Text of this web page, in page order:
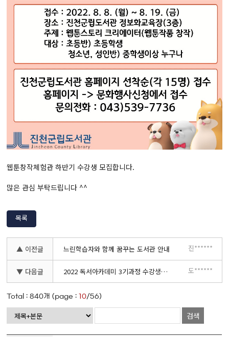
웹툰창작체험관 하반기 수강생 모집합니다.
많은 관심 부탁드립니다 ^^
목록
▲ 이전글 느린학습자와 함께 꿈꾸는 도서관 안내 진******
▼ 다음글 2022 독서아카데미 3기과정 수강생모집 도******
Total :840개 (page :10/56)
검색